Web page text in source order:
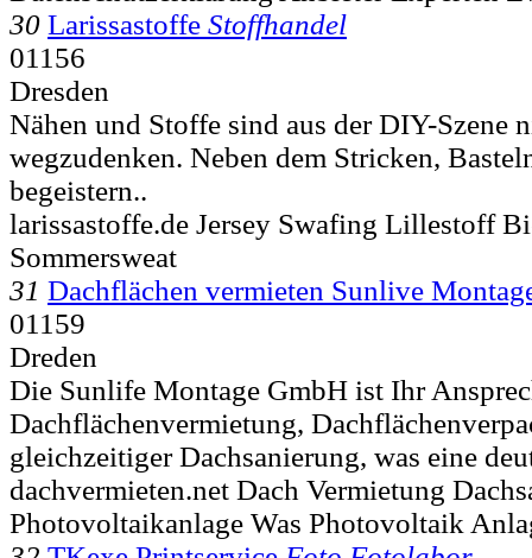
30 Larissastoffe Stoffhandel
01156
Dresden
Nähen und Stoffe sind aus der DIY-Szene
wegzudenken. Neben dem Stricken,
begeistern..
larissastoffe.de Jersey Swafing Lillestoff
Sommersweat
31 Dachflächen vermieten Sunlive
01159
Dreden
Die Sunlife Montage GmbH ist Ihr
Dachflächenvermietung,
gleichzeitiger Dachsanierung, was eine
dachvermieten.net Dach Vermietung
Photovoltaikanlage Was Photovoltaik